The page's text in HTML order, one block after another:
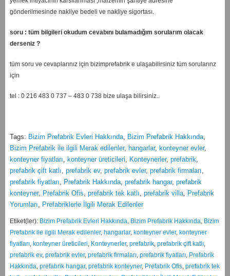
gönderilmesinde nakliye bedeli ve nakliye sigortası.
soru : tüm bilgileri okudum cevabını bulamadığım sorularım olacak
derseniz ?
tüm soru ve cevaplarınız için bizimprefabrik e ulaşabilirsiniz tüm sorularınz
için
tel : 0 216 483 0 737 – 483 0 738 bize ulaşa bilirsiniz..
Tags: Bizim Prefabrik Evleri Hakkında, Bizim Prefabrik Hakkında,
Bizim Prefabrik ile ilgili Merak edilenler, hangarlar, konteyner evler,
konteyner fiyatları, konteyner üreticileri, Konteynerler, prefabrik,
prefabrik çift katlı, prefabrik ev, prefabrik evler, prefabrik firmaları,
prefabrik fiyatları, Prefabrik Hakkında, prefabrik hangar, prefabrik
konteyner, Prefabrik Ofis, prefabrik tek katlı, prefabrik villa, Prefabrik
Yorumları, Prefabriklerle İlgili Merak Edilenler
Etiket(ler): Bizim Prefabrik Evleri Hakkında, Bizim Prefabrik Hakkında, Bizim
Prefabrik ile ilgili Merak edilenler, hangarlar, konteyner evler, konteyner
fiyatları, konteyner üreticileri, Konteynerler, prefabrik, prefabrik çift katlı,
prefabrik ev, prefabrik evler, prefabrik firmaları, prefabrik fiyatları, Prefabrik
Hakkında, prefabrik hangar, prefabrik konteyner, Prefabrik Ofis, prefabrik tek